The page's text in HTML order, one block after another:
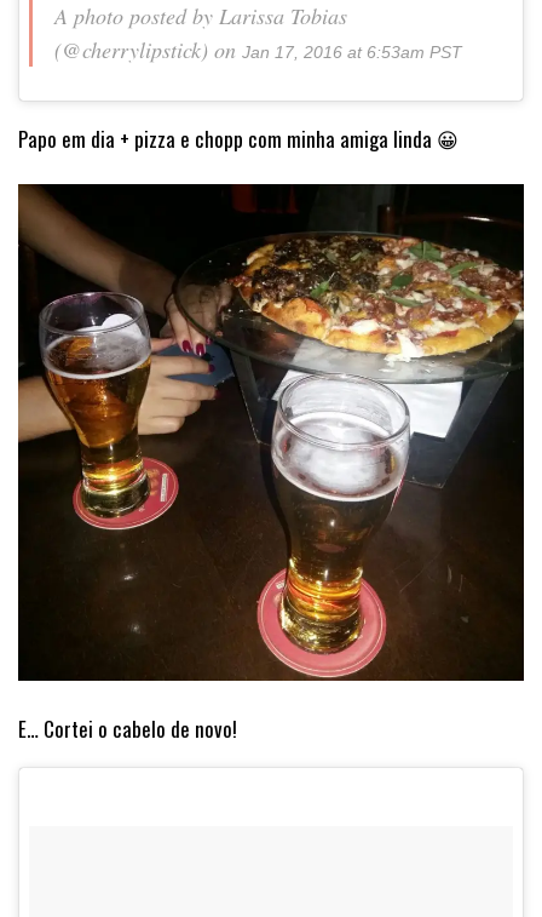
A photo posted by Larissa Tobias
(@cherrylipstick) on Jan 17, 2016 at 6:53am PST
Papo em dia + pizza e chopp com minha amiga linda 😀
E… Cortei o cabelo de novo!